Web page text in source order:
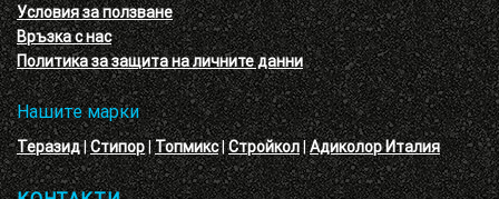
материал
мазилки
Адиколор
Варна
Условия за ползване
Връзка с нас
Политика за защита на личните данни
Нашите марки
Теразид|Стипор|Топмикс|Стройкол|Адиколор Италия